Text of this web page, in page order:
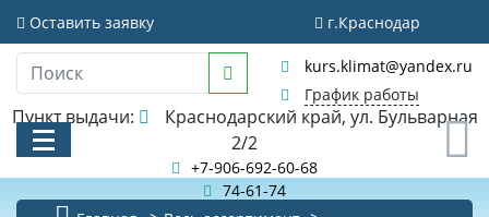
Оставить заявку г.Краснодар
kurs.klimat@yandex.ru
График работы
Пункт выдачи:
2/2
+7-906-692-60-68
74-61-74